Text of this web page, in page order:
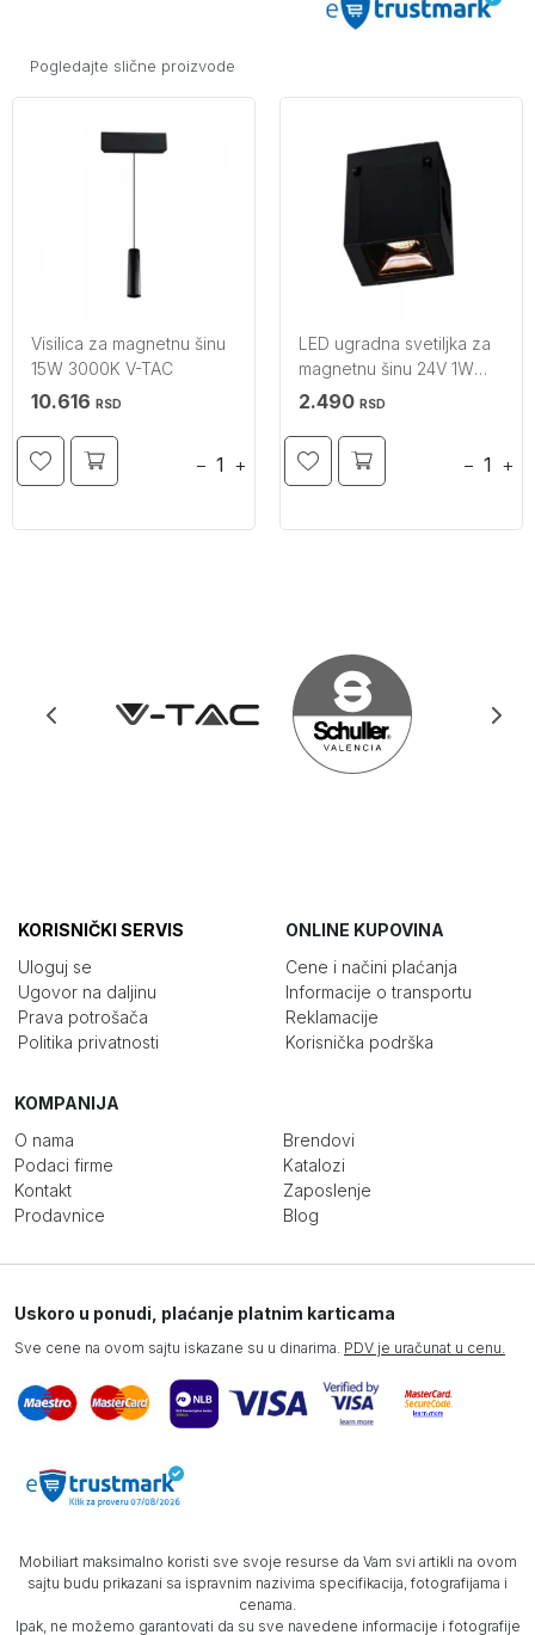
Pogledajte slične proizvode
Visilica za magnetnu šinu
15W 3000K V-TAC
10.616 RSD
− +
LED ugradna svetiljka za
magnetnu šinu 24V 1W
3000K V-TAC
2.490 RSD
− +
KORISNIČKI SERVIS
Uloguj se
Ugovor na daljinu
Prava potrošača
Politika privatnosti
ONLINE KUPOVINA
Cene i načini plaćanja
Informacije o transportu
Reklamacije
Korisnička podrška
KOMPANIJA
O nama
Podaci firme
Kontakt
Prodavnice
Brendovi
Katalozi
Zaposlenje
Blog
Uskoro u ponudi, plaćanje platnim karticama
Sve cene na ovom sajtu iskazane su u dinarima. PDV je uračunat u cenu.
Mobiliart maksimalno koristi sve svoje resurse da Vam svi artikli na ovom
sajtu budu prikazani sa ispravnim nazivima specifikacija, fotografijama i
cenama.
Ipak, ne možemo garantovati da su sve navedene informacije i fotografije